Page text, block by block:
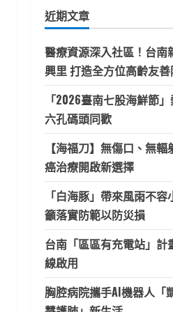
字:
近期文章
醫療資源深入社區！台南
興里 打造全方位高齡友
「2026臺南七股海鮮節
六孔碼頭同歡
【海福刀】無傷口、無
癌治療開啟新選擇
「白海豚」帶來風雨不
籲落實防範以防災損
台南「區區有充電站」計
線啟用
胸腔病院攜手AI機器人「